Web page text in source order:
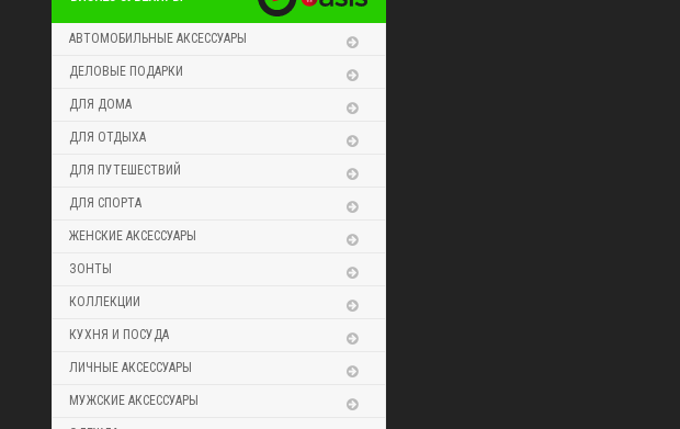
АВТОМОБИЛЬНЫЕ АКСЕССУАРЫ
ДЕЛОВЫЕ ПОДАРКИ
ДЛЯ ДОМА
ДЛЯ ОТДЫХА
ДЛЯ ПУТЕШЕСТВИЙ
ДЛЯ СПОРТА
ЖЕНСКИЕ АКСЕССУАРЫ
ЗОНТЫ
КОЛЛЕКЦИИ
КУХНЯ И ПОСУДА
ЛИЧНЫЕ АКСЕССУАРЫ
МУЖСКИЕ АКСЕССУАРЫ